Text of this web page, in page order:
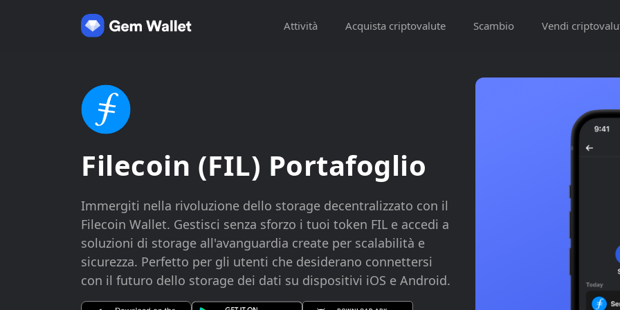
Attività Acquista criptovalute Scambio Vendi
Filecoin (FIL) Portafoglio
Immergiti nella rivoluzione dello storage decentralizzato con il
Filecoin Wallet. Gestisci senza sforzo i tuoi token FIL e accedi a
soluzioni di storage all'avanguardia create per scalabilità e
sicurezza. Perfetto per gli utenti che desiderano connettersi
con il futuro dello storage dei dati su dispositivi iOS e Android.